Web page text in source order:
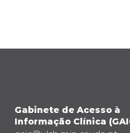
Gabinete de Acesso à
Informação Clínica